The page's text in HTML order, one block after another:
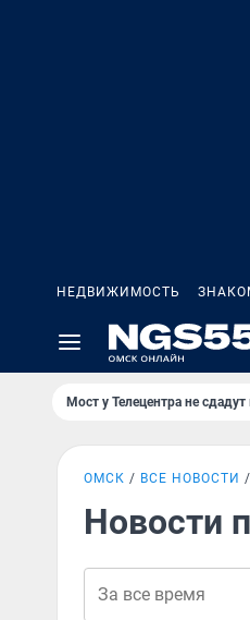
НЕДВИЖИМОСТЬ
Мост у Телецентра не сдадут
ОМСК ВСЕ НОВОСТИ
Новости